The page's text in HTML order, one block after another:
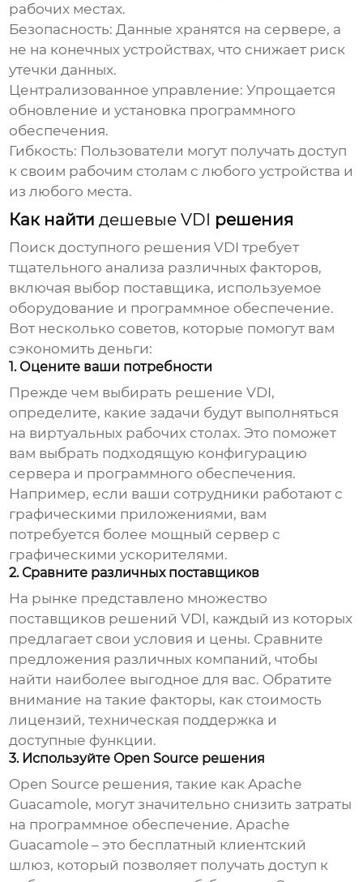
рабочих местах.
Безопасность: Данные хранятся на сервере, а
не на конечных устройствах, что снижает риск
утечки данных.
Централизованное управление: Упрощается
обновление и установка программного
обеспечения.
Гибкость: Пользователи могут получать доступ
к своим рабочим столам с любого устройства и
из любого места.
Как найтидешевые VDI решения
Поиск доступного решенияVDI требует
тщательного анализа различных факторов,
включая выбор поставщика, используемое
оборудование и программное обеспечение.
Вот несколько советов, которые помогут вам
сэкономить деньги:
1. Оцените ваши потребности
Прежде чем выбирать решениеVDI,
определите, какие задачи будут выполняться
на виртуальных рабочих столах. Это поможет
вам выбрать подходящую конфигурацию
сервера и программного обеспечения.
Например, если ваши сотрудники работают с
графическими приложениями, вам
потребуется более мощный сервер с
графическими ускорителями.
2. Сравните различных поставщиков
На рынке представлено множество
поставщиков решенийVDI, каждый из которых
предлагает свои условия и цены. Сравните
предложения различных компаний, чтобы
найти наиболее выгодное для вас. Обратите
внимание на такие факторы, как стоимость
лицензий, техническая поддержка и
доступные функции.
3. Используйте Open Source решения
Open Source решения, такие как Apache
Guacamole, могут значительно снизить затраты
на программное обеспечение. Apache
Guacamole – это бесплатный клиентский
шлюз, который позволяет получать доступ к